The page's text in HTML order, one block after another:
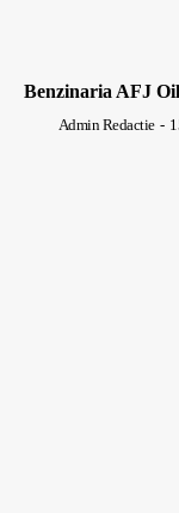
Benzinaria AFJ
Admin Redactie -